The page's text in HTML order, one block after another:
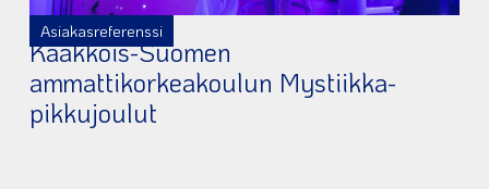
Asiakasreferenssi
Kaakkois-Suomen
ammattikorkeakoulun Mystiikka-
pikkujoulut